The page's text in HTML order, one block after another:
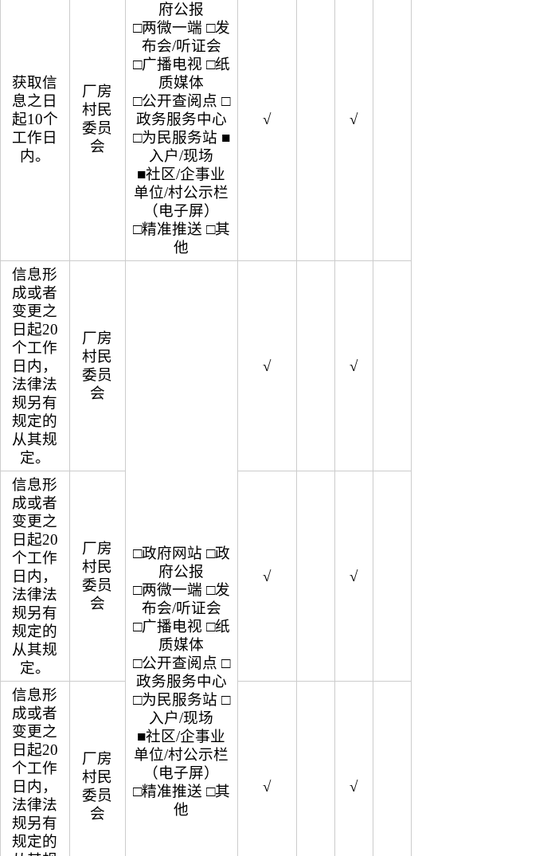
获取信
息之日
起10个
工作日
内。
厂房
村民
委员
会
府公报
□两微一端 □发
布会/听证会
□广播电视 □纸
质媒体
□公开查阅点 □
政务服务中心
□为民服务站 ■
入户/现场
■社区/企事业
单位/村公示栏
（电子屏）
□精准推送 □其
他
√ √
信息形
成或者
变更之
日起20
个工作
日内，
法律法
规另有
规定的
从其规
定。
厂房
村民
委员
会
□政府网站 □政
府公报
□两微一端 □发
布会/听证会
□广播电视 □纸
质媒体
□公开查阅点 □
政务服务中心
□为民服务站 □
入户/现场
■社区/企事业
单位/村公示栏
（电子屏）
□精准推送 □其
他
√ √
信息形
成或者
变更之
日起20
个工作
日内，
法律法
规另有
规定的
从其规
定。
厂房
村民
委员
会
√ √
信息形
成或者
变更之
日起20
个工作
日内，
法律法
规另有
规定的
厂房
村民
委员
会
√ √